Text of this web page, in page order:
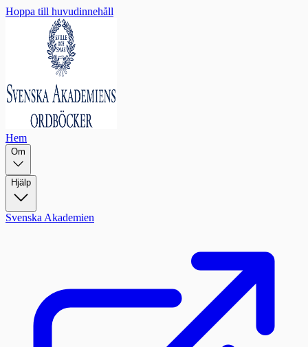
Hoppa till huvudinnehåll
Hem
Om
Hjälp
Svenska Akademien